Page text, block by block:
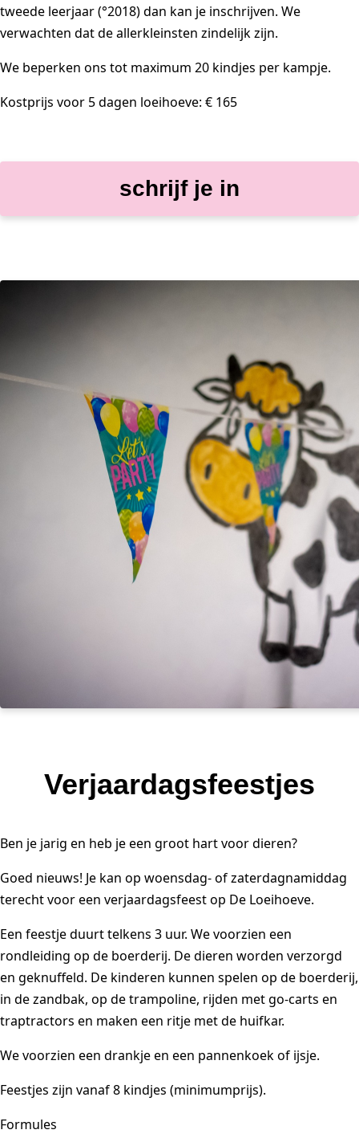
tweede leerjaar (°2018) dan kan je inschrijven. We
verwachten dat de allerkleinsten zindelijk zijn.
We beperken ons tot maximum 20 kindjes per kampje.
Kostprijs voor 5 dagen loeihoeve: € 165
schrijf je in
Verjaardagsfeestjes
Ben je jarig en heb je een groot hart voor dieren?
Goed nieuws! Je kan op woensdag- of zaterdagnamiddag
terecht voor een verjaardagsfeest op De Loeihoeve.
Een feestje duurt telkens 3 uur. We voorzien een
rondleiding op de boerderij. De dieren worden verzorgd
en geknuffeld. De kinderen kunnen spelen op de boerderij,
in de zandbak, op de trampoline, rijden met go-carts en
traptractors en maken een ritje met de huifkar.
We voorzien een drankje en een pannenkoek of ijsje.
Feestjes zijn vanaf 8 kindjes (minimumprijs).
Formules